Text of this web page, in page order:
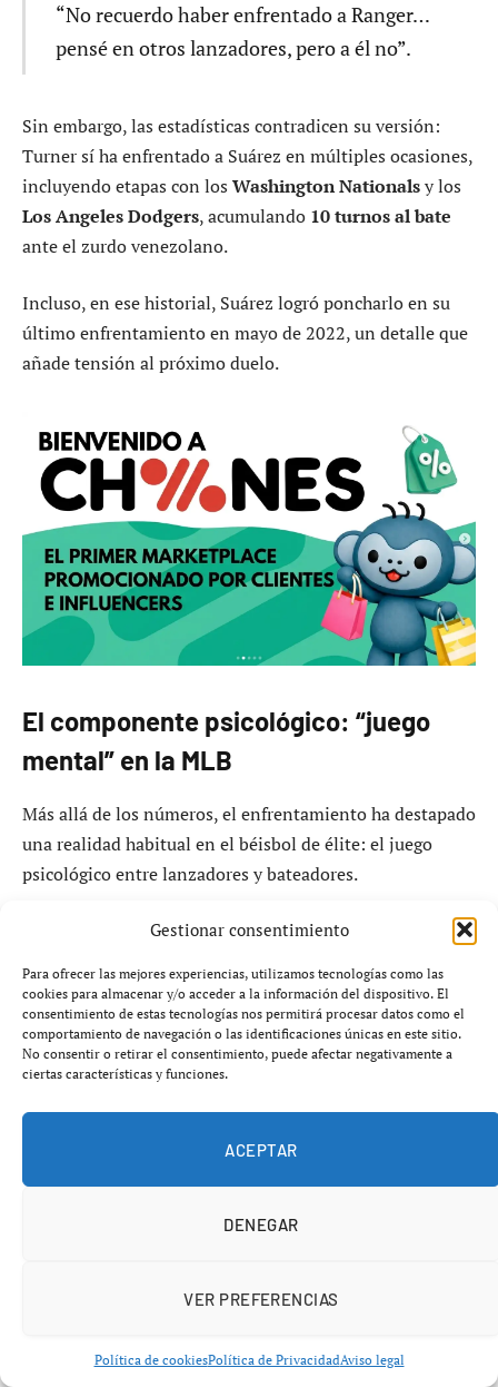
Gestionar consentimiento
Para ofrecer las mejores experiencias, utilizamos tecnologías como las
cookies para almacenar y/o acceder a la información del dispositivo. El
consentimiento de estas tecnologías nos permitirá procesar datos como el
comportamiento de navegación o las identificaciones únicas en este sitio.
No consentir o retirar el consentimiento, puede afectar negativamente a
ciertas características y funciones.
ACEPTAR
DENEGAR
VER PREFERENCIAS
Política de cookiesPolítica de PrivacidadAviso legal
“No recuerdo haber enfrentado a Ranger…
pensé en otros lanzadores, pero a él no”.
Sin embargo, las estadísticas contradicen su versión:
Turner sí ha enfrentado a Suárez en múltiples ocasiones,
incluyendo etapas con los Washington Nationalsy los
Los Angeles Dodgers, acumulando 10 turnos al bate
ante el zurdo venezolano.
Incluso, en ese historial, Suárez logró poncharlo en su
último enfrentamiento en mayo de 2022, un detalle que
añade tensión al próximo duelo.
El componente psicológico: “juego
mental” en la MLB
Más allá de los números, el enfrentamiento ha destapado
una realidad habitual en el béisbol de élite: el juego
psicológico entre lanzadores y bateadores.
El receptor estrella de los Phillies,J.T. Realmuto
, explicó
bien:
“No puedes jugar al juego de adivinar lo que
Suárez, además, complica aún más el escenario con un